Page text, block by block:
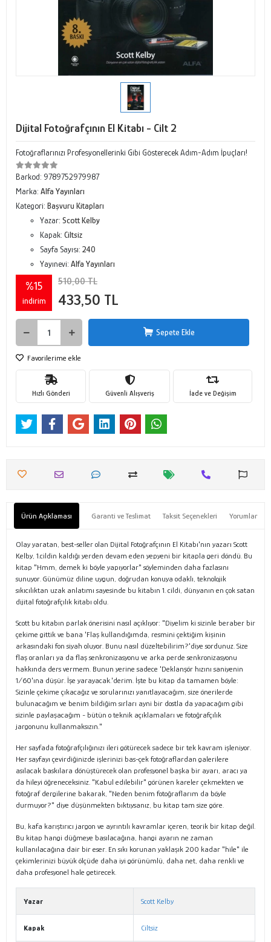
Dijital Fotoğrafçının El Kitabı - Cilt 2
Fotoğraflarınızı Profesyonellerinki Gibi Gösterecek Adım-Adım İpuçları!
Barkod: 9789752979987
Marka: Alfa Yayınları
Kategori: Başvuru Kitapları
Yazar: Scott Kelby
Kapak: Ciltsiz
Sayfa Sayısı: 240
Yayınevi: Alfa Yayınları
%15
indirim
510,00 TL
433,50 TL
Sepete Ekle
Favorilerime ekle
Hızlı Gönderi Güvenli Alışveriş İade ve Değişim
Ürün Açıklaması Garanti ve Teslimat Taksit Seçenekleri Yorumlar
Olay yaratan, best-seller olan Dijital Fotoğrafçının El Kitabı'nın yazarı Scott
Kelby, 1.cildin kaldığı yerden devam eden yepyeni bir kitapla geri döndü. Bu
kitap "Hmm, demek ki böyle yapıyorlar" söyleminden daha fazlasını
sunuyor. Günümüz diline uygun, doğrudan konuya odaklı, teknolojik
sıkıcılıktan uzak anlatımı sayesinde bu kitabın 1. cildi, dünyanın en çok satan
dijital fotoğrafçılık kitabı oldu.
Scott bu kitabın parlak önerisini nasıl açıklıyor: "Diyelim ki sizinle beraber bir
çekime gittik ve bana 'Flaş kullandığımda, resmini çektiğim kişinin
arkasındaki fon siyah oluyor. Bunu nasıl düzeltebilirim?'diye sordunuz. Size
flaş oranları ya da flaş senkronizasyonu ve arka perde senkronizasyonu
hakkında ders vermem. Bunun yerine sadece 'Deklanşör hızını saniyenin
1/60'ına düşür. İşe yarayacak.'derim. İşte bu kitap da tamamen böyle:
Sizinle çekime çıkacağız ve sorularınızı yanıtlayacağım, size önerilerde
bulunacağım ve benim bildiğim sırları ayni bir dostla da yapacağım gibi
sizinle paylaşacağım - bütün o teknik açıklamaları ve fotoğrafçılık
jargonunu kullanmaksızın."
Her sayfada fotoğrafçılığınızı ileri götürecek sadece bir tek kavram işleniyor.
Her sayfayı çevirdiğinizde işlerinizi bas-çek fotoğraflardan galerilere
asılacak baskılara dönüştürecek olan profesyonel başka bir ayarı, aracı ya
da hileyi öğreneceksiniz. "Kabul edilebilir" görünen kareler çekmekten ve
fotoğraf dergilerine bakarak, "Neden benim fotoğraflarım da böyle
durmuyor?" diye düşünmekten bıktıysanız, bu kitap tam size göre.
Bu, kafa karıştırıcı jargon ve ayrıntılı kavramlar içeren, teorik bir kitap değil.
Bu kitap hangi düğmeye basılacağına, hangi ayarın ne zaman
kullanılacağına dair bir eser. En sıkı korunan yaklaşık 200 kadar "hile" ile
çekimlerinizi büyük ölçüde daha iyi görünümlü, daha net, daha renkli ve
daha profesyonel hale getirecek.
Yazar Scott Kelby
Kapak Ciltsiz